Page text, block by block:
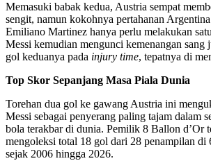
Memasuki babak kedua, Austria sempat
sengit, namun kokohnya pertahanan
Emiliano Martinez hanya perlu melakukan
Messi kemudian mengunci kemenangan sang
gol keduanya pada injury time, tepatnya di
Top Skor Sepanjang Masa Piala Dunia
Torehan dua gol ke gawang Austria ini
Messi sebagai penyerang paling tajam dalam
bola terakbar di dunia. Pemilik 8 Ballon d’Or
mengoleksi total 18 gol dari 28 penampilan di
sejak 2006 hingga 2026.